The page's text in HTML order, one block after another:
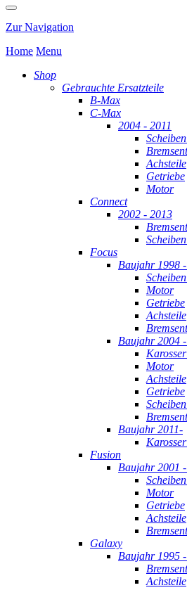
Zur Navigation
Home Menu
Shop
Gebrauchte Ersatzteile
B-Max
C-Max
2004 - 2011
Achsteile
Getriebe
Motor
Connect
2002 - 2013
Focus
Baujahr 1998
Motor
Getriebe
Achsteile
Baujahr 2004 -
Motor
Achsteile
Getriebe
Baujahr 2011-
Fusion
Baujahr 2001
Motor
Getriebe
Achsteile
Galaxy
Baujahr 1995
Achsteile